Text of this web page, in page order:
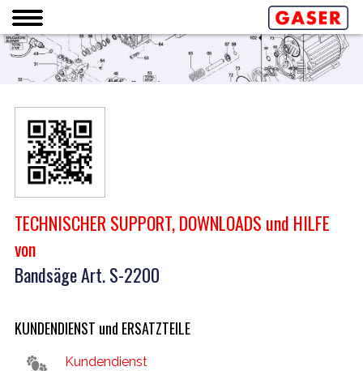
TECHNISCHER SUPPORT, DOWNLOADS und HILFE
von
Bandsäge Art. S-2200
KUNDENDIENST und ERSATZTEILE
Kundendienst